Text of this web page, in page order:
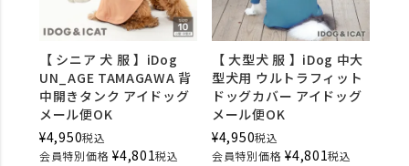
【 シニア 犬 服 】iDog
UN_AGE TAMAGAWA 背
中開きタンク アイドッグ
メール便OK
¥4,950税込
会員特別価格 ¥4,801税込
【 大型犬 服 】iDog 中大
型犬用 ウルトラフィット
ドッグカバー アイドッグ
メール便OK
¥4,950税込
会員特別価格 ¥4,801税込